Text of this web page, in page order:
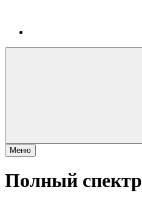
Меню
Полный спектр